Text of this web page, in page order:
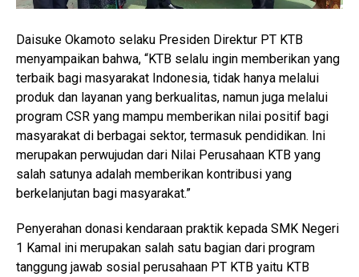
Daisuke Okamoto selaku Presiden Direktur PT KTB
menyampaikan bahwa, “KTB selalu ingin memberikan yang
terbaik bagi masyarakat Indonesia, tidak hanya melalui
produk dan layanan yang berkualitas, namun juga melalui
program CSR yang mampu memberikan nilai positif bagi
masyarakat di berbagai sektor, termasuk pendidikan. Ini
merupakan perwujudan dari Nilai Perusahaan KTB yang
salah satunya adalah memberikan kontribusi yang
berkelanjutan bagi masyarakat.”
Penyerahan donasi kendaraan praktik kepada SMK Negeri
1 Kamal ini merupakan salah satu bagian dari program
tanggung jawab sosial perusahaan PT KTB yaitu KTB